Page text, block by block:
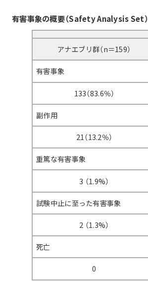
有害事象の概要（Safety Analysis Set）
アナエブリ群（n＝159）
有害事象
133（83.6％）
副作用
21（13.2％）
重篤な有害事象
3 （1.9%）
試験中止に至った有害事象
2 （1.3%）
死亡
0